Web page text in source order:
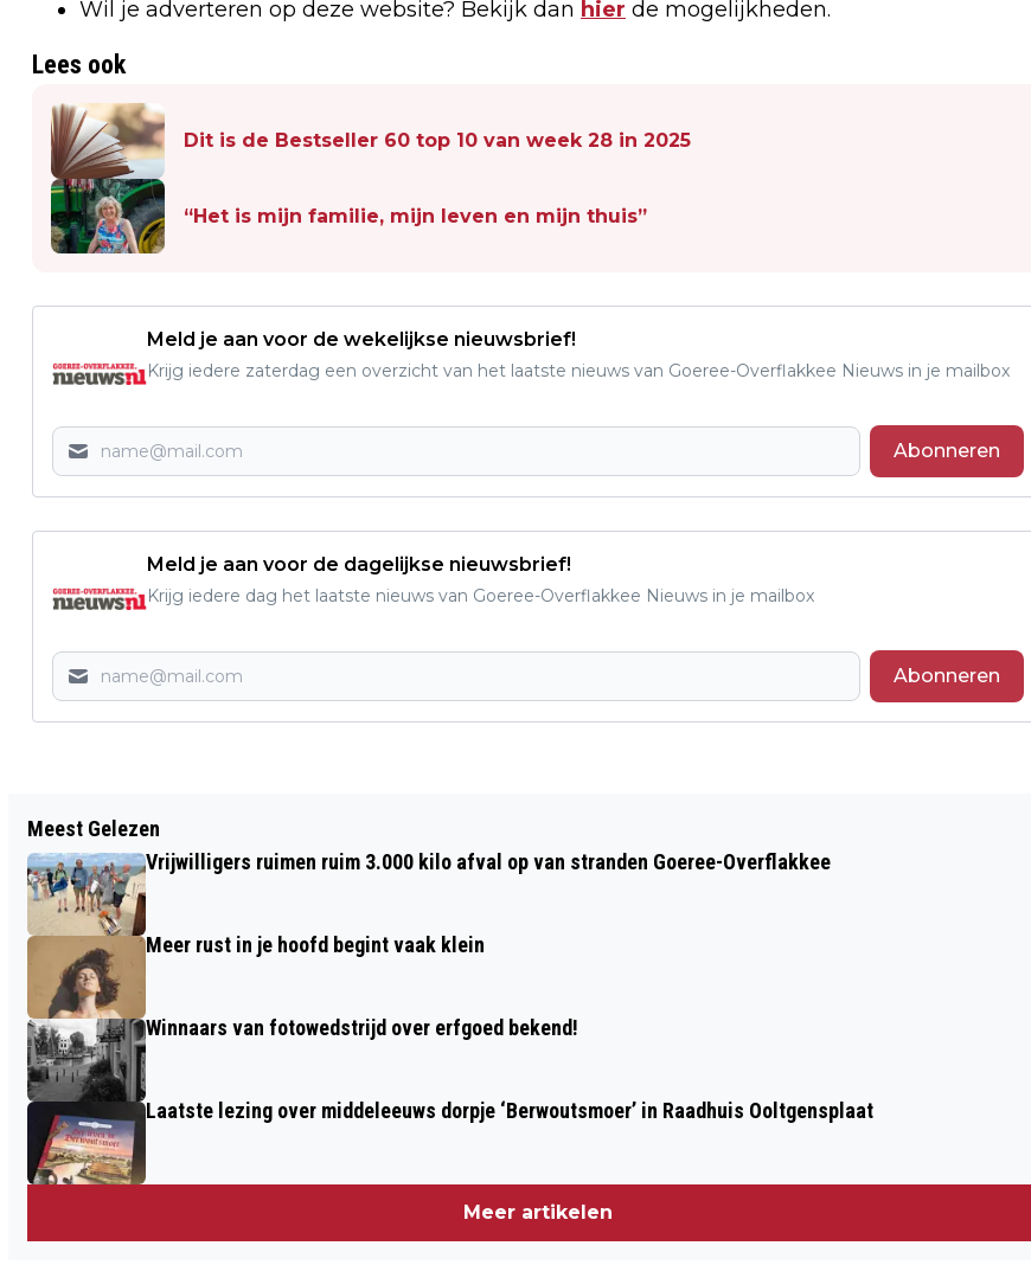
Wil je adverteren op deze website? Bekijk dan hier de mogelijkheden.
Lees ook
Dit is de Bestseller 60 top 10 van week 28 in 2025
“Het is mijn familie, mijn leven en mijn thuis”
Meld je aan voor de wekelijkse nieuwsbrief!
Krijg iedere zaterdag een overzicht van het laatste nieuws van Goeree-Overflakkee Nieuws in je mailbox
Abonneren
Meld je aan voor de dagelijkse nieuwsbrief!
Krijg iedere dag het laatste nieuws van Goeree-Overflakkee Nieuws in je mailbox
Abonneren
DIT IS DE BESTSELLER 60 TOP 10 VAN
WEEK 28 IN 2025
STRAND OUDDORP
Meest Gelezen
Vrijwilligers ruimen ruim 3.000 kilo afval op van stranden Goeree-Overflakkee
Meer rust in je hoofd begint vaak klein
Winnaars van fotowedstrijd over erfgoed bekend!
Laatste lezing over middeleeuws dorpje ‘Berwoutsmoer’ in Raadhuis Ooltgensplaat
Meer artikelen